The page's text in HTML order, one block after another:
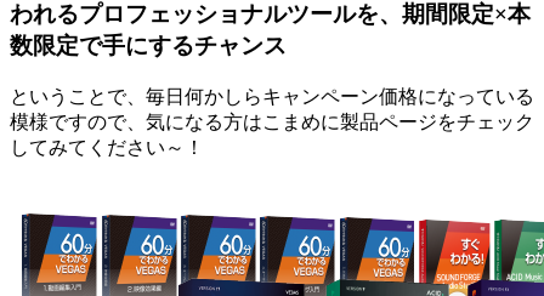
われるプロフェッショナルツールを、期間限定×本
数限定で手にするチャンス
ということで、毎日何かしらキャンペーン価格になっている
模様ですので、気になる方はこまめに製品ページをチェック
してみてください～！